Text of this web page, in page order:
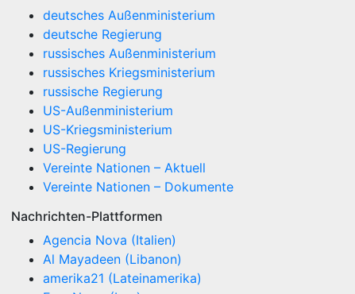
deutsches Außenministerium
deutsche Regierung
russisches Außenministerium
russisches Kriegsministerium
russische Regierung
US-Außenministerium
US-Kriegsministerium
US-Regierung
Vereinte Nationen – Aktuell
Vereinte Nationen – Dokumente
Nachrichten-Plattformen
Agencia Nova (Italien)
Al Mayadeen (Libanon)
amerika21 (Lateinamerika)